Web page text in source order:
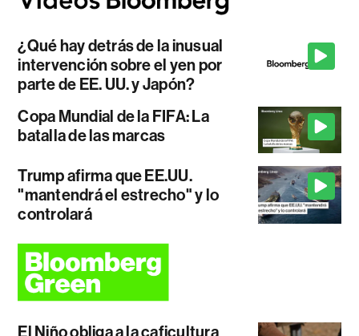
¿Qué hay detrás de la inusual
intervención sobre el yen por
parte de EE. UU. y Japón?
Copa Mundial de la FIFA: La
batalla de las marcas
Trump afirma que EE.UU.
"mantendrá el estrecho" y lo
controlará
El Niño obliga a la caficultura